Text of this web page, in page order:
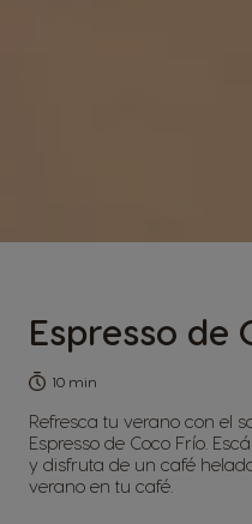
Espresso de
10 min
Refresca tu verano con el
Espresso de Coco Frío.
y disfruta de un café
verano en tu café.